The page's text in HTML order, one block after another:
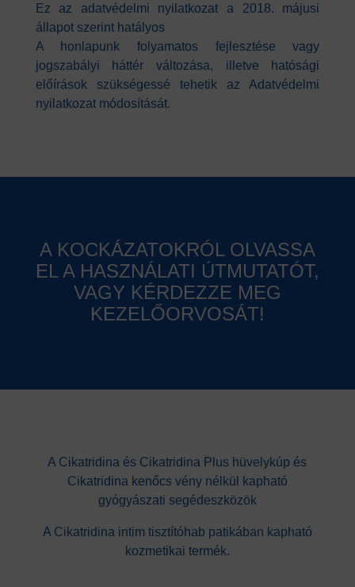
Ez az adatvédelmi nyilatkozat a 2018. májusi
állapot szerint hatályos
A honlapunk folyamatos fejlesztése vagy
jogszabályi háttér változása, illetve hatósági
előírások szükségessé tehetik az Adatvédelmi
nyilatkozat módosítását.
A KOCKÁZATOKRÓL OLVASSA
EL A HASZNÁLATI ÚTMUTATÓT,
VAGY KÉRDEZZE MEG
KEZELŐORVOSÁT!
A Cikatridina és Cikatridina Plus hüvelykúp és
Cikatridina kenőcs vény nélkül kapható
gyógyászati segédeszközök
A Cikatridina intim tisztítóhab patikában kapható
kozmetikai termék.